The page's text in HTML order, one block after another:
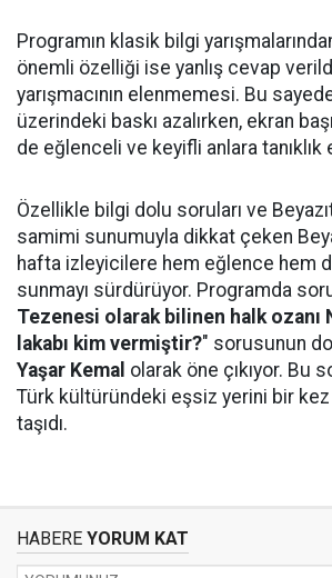
Programın klasik bilgi
önemli özelliği ise yanlış cevap
yarışmacının elenmemesi. Bu
üzerindeki baskı azalırken, ekran
de eğlenceli ve keyifli anlara tanıklık
Özellikle bilgi dolu soruları ve
samimi sunumuyla dikkat çeken
hafta izleyicilere hem eğlence hem
sunmayı sürdürüyor. Programda
Tezenesi olarak bilinen halk ozanı
lakabı kim vermiştir?" sorusunun
Yaşar Kemal olarak öne çıkıyor. Bu
Türk kültüründeki eşsiz yerini bir
taşıdı.
HABERE YORUM KAT